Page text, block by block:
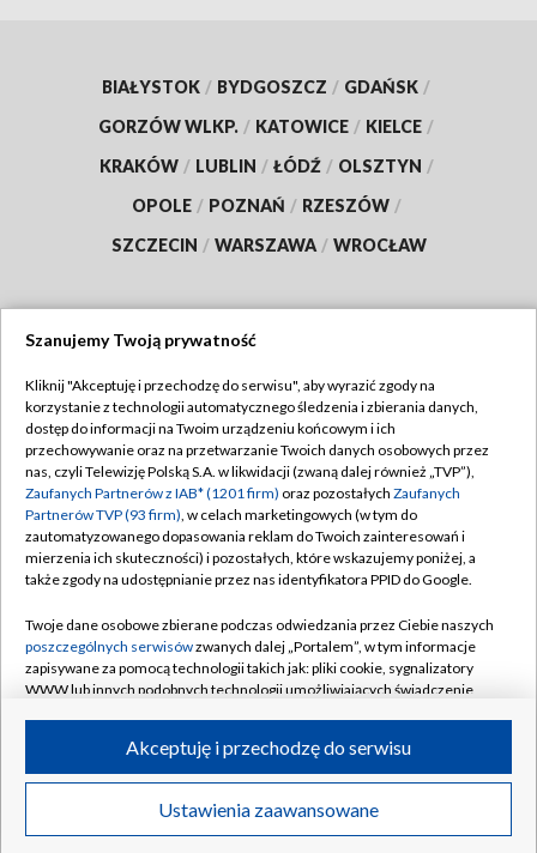
BIAŁYSTOK / BYDGOSZCZ / GDAŃSK /
GORZÓW WLKP. / KATOWICE / KIELCE /
KRAKÓW / LUBLIN / ŁÓDŹ / OLSZTYN /
OPOLE / POZNAŃ / RZESZÓW /
SZCZECIN / WARSZAWA / WROCŁAW
TVP
Abonament TVP
Emisja w TVP
Centrum informacji TVP
Naziemna Telewizja Cyfrowa
Rada Programowa
System NOS
Informacje o nadawcy
Program dla prasy
Ogłoszenie przetargowe
Regulamin TVP
Polityka prywatności
Moje zgody
Pomoc
Kontakt
Kanały
©2026 Telewizja Polska S.A. w likwidacji
Szanujemy Twoją prywatność
Kliknij "Akceptuję i przechodzę do serwisu", aby wyrazić zgody na
korzystanie z technologii automatycznego śledzenia i zbierania danych,
dostęp do informacji na Twoim urządzeniu końcowym i ich
przechowywanie oraz na przetwarzanie Twoich danych osobowych przez
nas, czyli Telewizję Polską S.A. w likwidacji (zwaną dalej również „TVP”),
Zaufanych Partnerów z IAB* (1201 firm) oraz pozostałych Zaufanych
Partnerów TVP (93 firm), w celach marketingowych (w tym do
zautomatyzowanego dopasowania reklam do Twoich zainteresowań i
mierzenia ich skuteczności) i pozostałych, które wskazujemy poniżej, a
także zgody na udostępnianie przez nas identyfikatora PPID do Google.
Twoje dane osobowe zbierane podczas odwiedzania przez Ciebie naszych
poszczególnych serwisówzwanych dalej „Portalem”, w tym informacje
zapisywane za pomocą technologii takich jak: pliki cookie, sygnalizatory
WWW lub innych podobnych technologii umożliwiających świadczenie
ruchu w Internecie.
Twoje dane osobowe zbierane podczas odwiedzania przez Ciebie
poszczególnych serwisówna Portalu, takie jak adresy IP, identyfikatory
Ustawienia zaawansowane
Akceptuję i przechodzę do serwisu